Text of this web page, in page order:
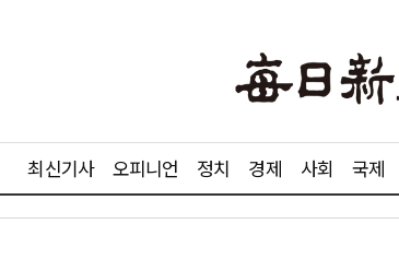
최신기사 오피니언 정치 경제 사회 국제